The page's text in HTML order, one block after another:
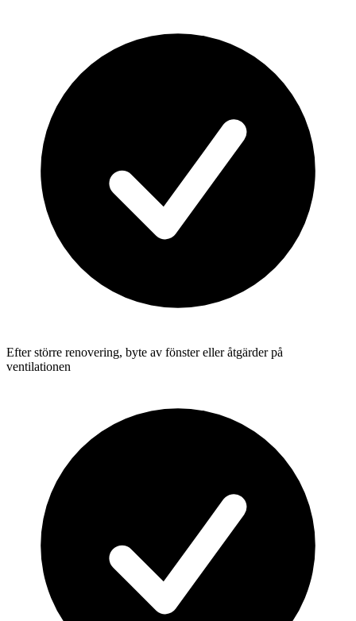
Efter större renovering, byte av fönster eller åtgärder på
ventilationen